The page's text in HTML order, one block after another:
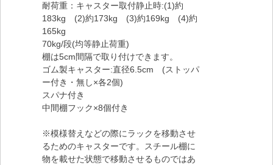
耐荷重：キャスター取付静止時:(1)約
183kg (2)約173kg (3)約169kg (4)約
165kg
70kg/段(均等静止荷重)
棚は5cm間隔で取り付けできます。
ゴム製キャスター:直径6.5cm (ストッパ
ー付き・無し×各2個)
スパナ付き
中間棚フック×8個付き
※模様替えなどの際にラックを移動させ
るためのキャスターです。スチール棚に
物を載せた状態で移動させるものではあ